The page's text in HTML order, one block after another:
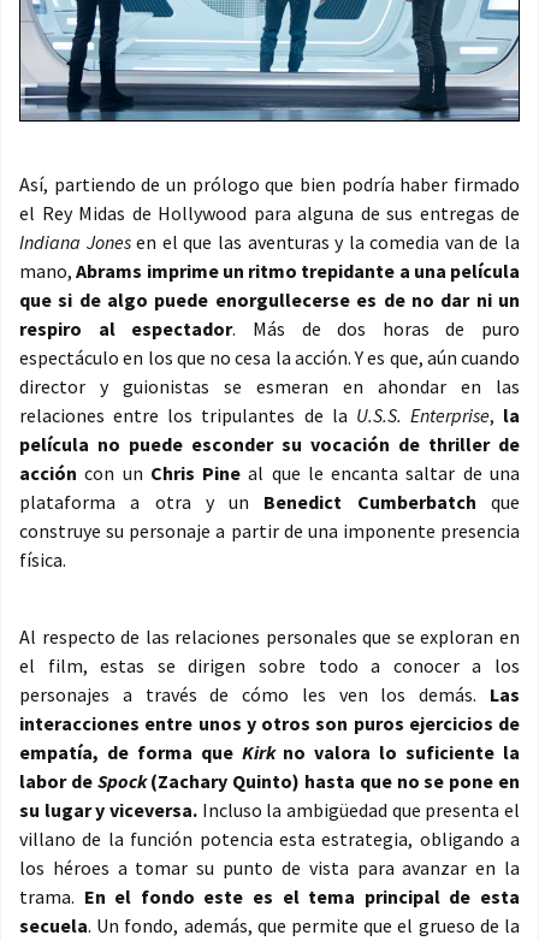
Así, partiendo de un prólogo que bien podría haber firmado
el Rey Midas de Hollywood para alguna de sus entregas de
Indiana Jonesen el que las aventuras y la comedia van de la
mano,Abrams imprime un ritmo trepidante a una película
que si de algo puede enorgullecerse es de no dar ni un
respiro al espectador. Más de dos horas de puro
espectáculo en los que no cesa la acción. Y es que, aún cuando
director y guionistas se esmeran en ahondar en las
relaciones entre los tripulantes de la U.S.S. Enterprise, la
película no puede esconder su vocación de thriller de
acción con un Chris Pine al que le encanta saltar de una
plataforma a otra y un Benedict Cumberbatch que
construye su personaje a partir de una imponente presencia
física.
Al respecto de las relaciones personales que se exploran en
el film, estas se dirigen sobre todo a conocer a los
personajes a través de cómo les ven los demás. Las
interacciones entre unos y otros son puros ejercicios de
empatía, de forma que Kirkno valora lo suficiente la
labor de Spock(Zachary Quinto) hasta que no se pone en
su lugar y viceversa. Incluso la ambigüedad que presenta el
villano de la función potencia esta estrategia, obligando a
los héroes a tomar su punto de vista para avanzar en la
trama. En el fondo este es el tema principal de esta
secuela. Un fondo, además, que permite que el grueso de la